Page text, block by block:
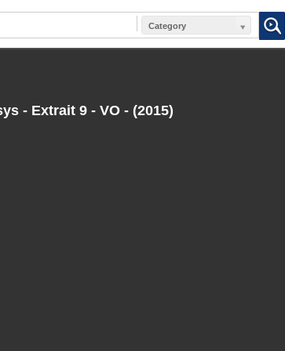
Category
- Extrait 9 - VO - (2015)